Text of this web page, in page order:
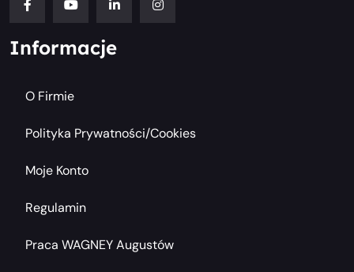
Informacje
O Firmie
Polityka Prywatności/cookies
Moje Konto
Regulamin
Praca WAGNEY Augustów